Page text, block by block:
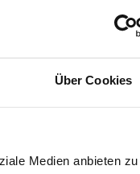
Über Cookies
Medien anbieten